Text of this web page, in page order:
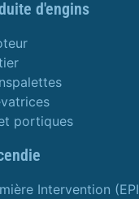
d'engins
portiques
Intervention